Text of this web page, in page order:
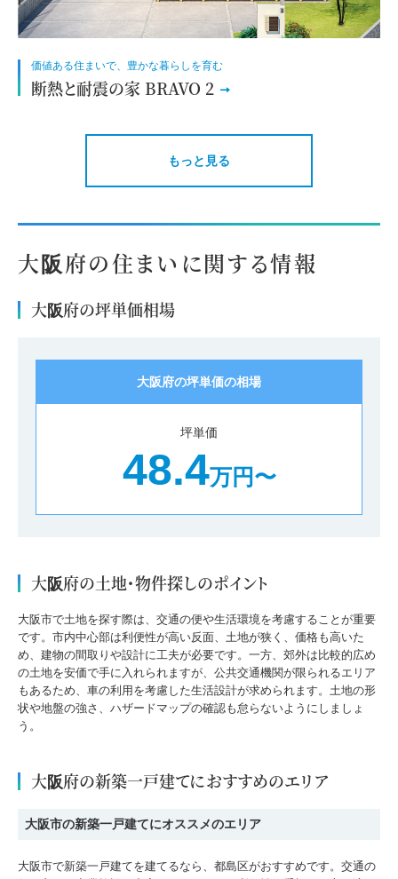
価値ある住まいで、豊かな暮らしを育む
断熱と耐震の家 BRAVO 2
もっと見る
大阪府の住まいに関する情報
大阪府の坪単価相場
大阪府の坪単価の相場
坪単価
48.4万円〜
大阪府の土地・物件探しのポイント
大阪市で土地を探す際は、交通の便や生活環境を考慮することが重要
です。市内中心部は利便性が高い反面、土地が狭く、価格も高いた
め、建物の間取りや設計に工夫が必要です。一方、郊外は比較的広め
の土地を安価で手に入れられますが、公共交通機関が限られるエリア
もあるため、車の利用を考慮した生活設計が求められます。土地の形
状や地盤の強さ、ハザードマップの確認も怠らないようにしましょ
う。
大阪府の新築一戸建てにおすすめのエリア
大阪市の新築一戸建てにオススメのエリア
大阪市で新築一戸建てを建てるなら、都島区がおすすめです。交通の